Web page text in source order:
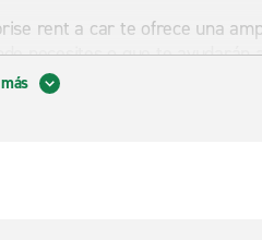
rent a car te ofrece una
necesites o que te ayudarán
de las empresas